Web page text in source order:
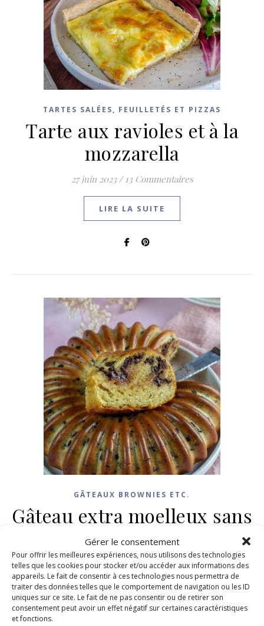
Gérer le consentement
Pour offrir les meilleures expériences, nous utilisons des technologies
telles que les cookies pour stocker et/ou accéder aux informations des
appareils. Le fait de consentir à ces technologies nous permettra de
traiter des données telles que le comportement de navigation ou les ID
uniques sur ce site. Le fait de ne pas consentir ou de retirer son
consentement peut avoir un effet négatif sur certaines caractéristiques
et fonctions.
TARTES SALÉES, FEUILLETÉS ET PIZZAS
Tarte aux ravioles et à la
mozzarella
27 juin 2023 / 13 Commentaires
LIRE LA SUITE
GÂTEAUX BROWNIES ETC.
Gâteau extra moelleux sans
beurre
22 mars 2023 / 13 Commentaires
LIRE LA SUITE